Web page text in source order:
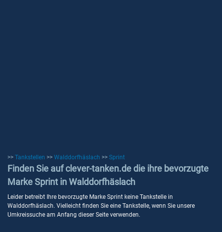
>> Tankstellen >> Walddorfhäslach >> Sprint
Finden Sie auf clever-tanken.de die ihre bevorzugte
Marke Sprint in Walddorfhäslach
Leider betreibt Ihre bevorzugte Marke Sprint keine Tankstelle in
Walddorfhäslach. Vielleicht finden Sie eine Tankstelle, wenn Sie unsere
Umkreissuche am Anfang dieser Seite verwenden.